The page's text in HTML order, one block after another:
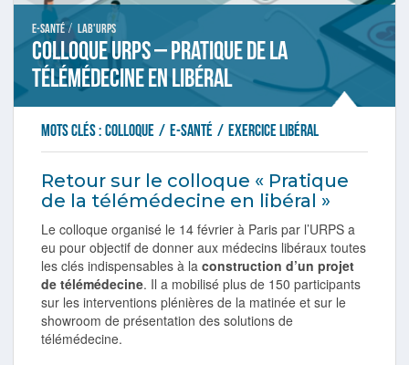
E-santé / Lab'URPS
Colloque URPS – Pratique de la
télémédecine en libéral
Mots clés : colloque / e-santé / exercice libéral
Retour sur le colloque « Pratique
de la télémédecine en libéral »
Le colloque organisé le 14 février à Paris par l’URPS a
eu pour objectif de donner aux médecins libéraux toutes
les clés indispensables à laconstruction d’un projet
de télémédecine. Il a mobilisé plus de 150 participants
sur les interventions plénières de la matinée et sur le
showroom de présentation des solutions de
télémédecine.